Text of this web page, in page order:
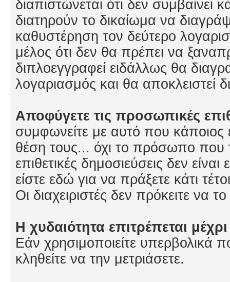
διαπιστώνεται ότι δεν συμβαίνει
διατηρούν το δικαίωμα να
καθυστέρηση τον δεύτερο
μέλος ότι δεν θα πρέπει να
διπλοεγγραφεί ειδάλλως θα
λογαριασμός και θα αποκλειστεί
Αποφύγετε τις προσωπικές
συμφωνείτε με αυτό που κάποιος
θέση τους... όχι το πρόσωπο που
επιθετικές δημοσιεύσεις δεν
είστε εδώ για να πράξετε κάτι
Οι διαχειριστές δεν πρόκειτε να
Η χυδαιότητα επιτρέπεται
Εάν χρησιμοποιείτε υπερβολικά
κληθείτε να την μετριάσετε.